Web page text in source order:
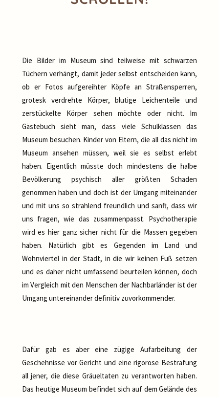
Die Bilder im Museum sind teilweise mit schwarzen
Tüchern verhängt, damit jeder selbst entscheiden kann,
ob er Fotos aufgereihter Köpfe an Straßensperren,
grotesk verdrehte Körper, blutige Leichenteile und
zerstückelte Körper sehen möchte oder nicht. Im
Gästebuch sieht man, dass viele Schulklassen das
Museum besuchen. Kinder von Eltern, die all das nicht im
Museum ansehen müssen, weil sie es selbst erlebt
haben. Eigentlich müsste doch mindestens die halbe
Bevölkerung psychisch aller größten Schaden
genommen haben und doch ist der Umgang miteinander
und mit uns so strahlend freundlich und sanft, dass wir
uns fragen, wie das zusammenpasst. Psychotherapie
wird es hier ganz sicher nicht für die Massen gegeben
haben. Natürlich gibt es Gegenden im Land und
Wohnviertel in der Stadt, in die wir keinen Fuß setzen
und es daher nicht umfassend beurteilen können, doch
im Vergleich mit den Menschen der Nachbarländer ist der
Umgang untereinander definitiv zuvorkommender.
Dafür gab es aber eine zügige Aufarbeitung der
Geschehnisse vor Gericht und eine rigorose Bestrafung
all jener, die diese Gräueltaten zu verantworten haben.
Das heutige Museum befindet sich auf dem Gelände des